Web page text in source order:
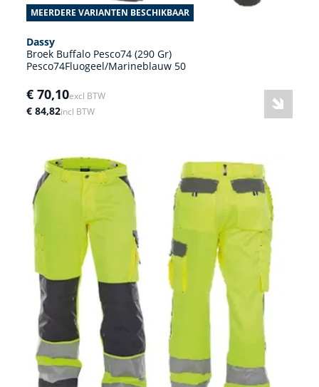
MEERDERE VARIANTEN BESCHIKBAAR
Dassy
Broek Buffalo Pesco74 (290 Gr)
Pesco74Fluogeel/Marineblauw 50
€ 70,10excl BTW
€ 84,82incl BTW